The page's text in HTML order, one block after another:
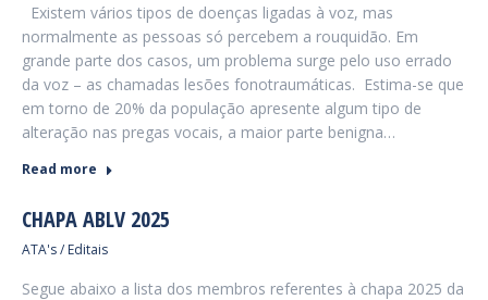
Existem vários tipos de doenças ligadas à voz, mas
normalmente as pessoas só percebem a rouquidão. Em
grande parte dos casos, um problema surge pelo uso errado
da voz – as chamadas lesões fonotraumáticas. Estima-se que
em torno de 20% da população apresente algum tipo de
alteração nas pregas vocais, a maior parte benigna…
Read more
CHAPA ABLV 2025
ATA's / Editais
Segue abaixo a lista dos membros referentes à chapa 2025 da